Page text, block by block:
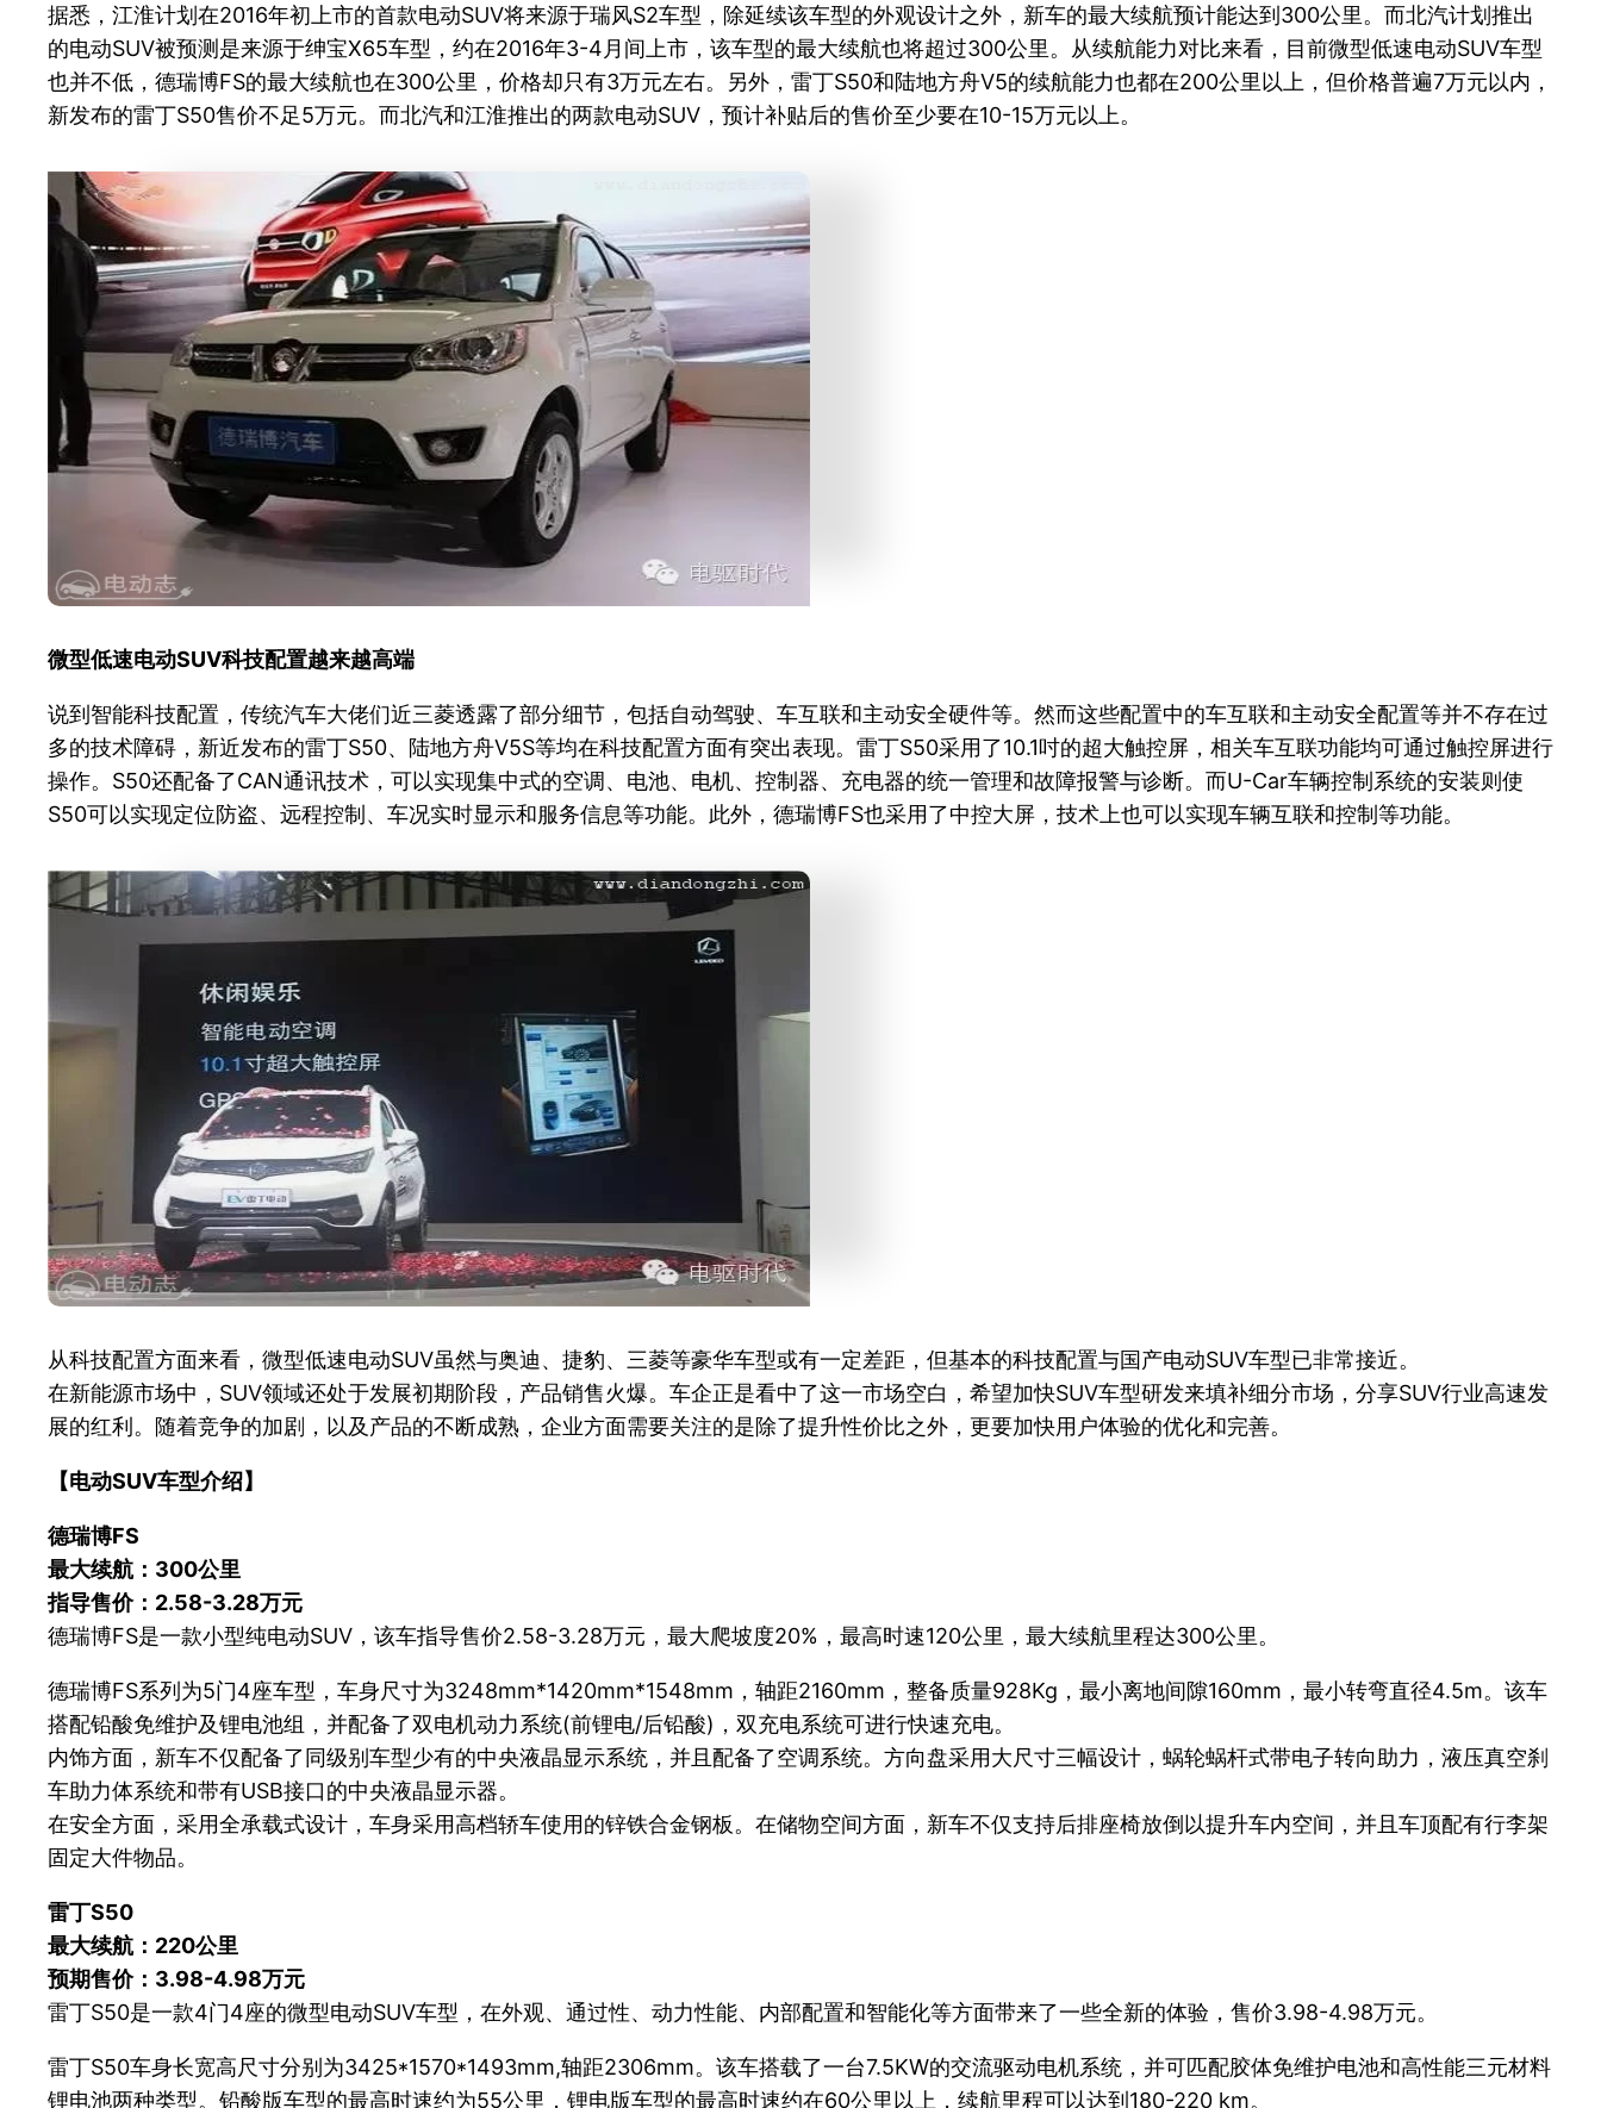
据悉，江淮计划在2016年初上市的首款电动SUV将来源于瑞风S2车型，除延续该车型的外观设计之外，新车的最大续航预计能达到300公里。而北汽计划推出
的电动SUV被预测是来源于绅宝X65车型，约在2016年3-4月间上市，该车型的最大续航也将超过300公里。从续航能力对比来看，目前微型低速电动SUV车型
也并不低，德瑞博FS的最大续航也在300公里，价格却只有3万元左右。另外，雷丁S50和陆地方舟V5的续航能力也都在200公里以上，但价格普遍7万元以内，
新发布的雷丁S50售价不足5万元。而北汽和江淮推出的两款电动SUV，预计补贴后的售价至少要在10-15万元以上。
微型低速电动SUV科技配置越来越高端
说到智能科技配置，传统汽车大佬们近三菱透露了部分细节，包括自动驾驶、车互联和主动安全硬件等。然而这些配置中的车互联和主动安全配置等并不存在过
多的技术障碍，新近发布的雷丁S50、陆地方舟V5S等均在科技配置方面有突出表现。雷丁S50采用了10.1吋的超大触控屏，相关车互联功能均可通过触控屏进行
操作。S50还配备了CAN通讯技术，可以实现集中式的空调、电池、电机、控制器、充电器的统一管理和故障报警与诊断。而U-Car车辆控制系统的安装则使
S50可以实现定位防盗、远程控制、车况实时显示和服务信息等功能。此外，德瑞博FS也采用了中控大屏，技术上也可以实现车辆互联和控制等功能。
从科技配置方面来看，微型低速电动SUV虽然与奥迪、捷豹、三菱等豪华车型或有一定差距，但基本的科技配置与国产电动SUV车型已非常接近。
在新能源市场中，SUV领域还处于发展初期阶段，产品销售火爆。车企正是看中了这一市场空白，希望加快SUV车型研发来填补细分市场，分享SUV行业高速发
展的红利。随着竞争的加剧，以及产品的不断成熟，企业方面需要关注的是除了提升性价比之外，更要加快用户体验的优化和完善。
【电动SUV车型介绍】
德瑞博FS
最大续航：300公里
指导售价：2.58-3.28万元
德瑞博FS是一款小型纯电动SUV，该车指导售价2.58-3.28万元，最大爬坡度20%，最高时速120公里，最大续航里程达300公里。
德瑞博FS系列为5门4座车型，车身尺寸为3248mm*1420mm*1548mm，轴距2160mm，整备质量928Kg，最小离地间隙160mm，最小转弯直径4.5m。该车
搭配铅酸免维护及锂电池组，并配备了双电机动力系统(前锂电/后铅酸)，双充电系统可进行快速充电。
内饰方面，新车不仅配备了同级别车型少有的中央液晶显示系统，并且配备了空调系统。方向盘采用大尺寸三幅设计，蜗轮蜗杆式带电子转向助力，液压真空刹
车助力体系统和带有USB接口的中央液晶显示器。
在安全方面，采用全承载式设计，车身采用高档轿车使用的锌铁合金钢板。在储物空间方面，新车不仅支持后排座椅放倒以提升车内空间，并且车顶配有行李架
固定大件物品。
雷丁S50
最大续航：220公里
预期售价：3.98-4.98万元
雷丁S50是一款4门4座的微型电动SUV车型，在外观、通过性、动力性能、内部配置和智能化等方面带来了一些全新的体验，售价3.98-4.98万元。
雷丁S50车身长宽高尺寸分别为3425*1570*1493mm,轴距2306mm。该车搭载了一台7.5KW的交流驱动电机系统，并可匹配胶体免维护电池和高性能三元材料
锂电池两种类型。铅酸版车型的最高时速约为55公里，锂电版车型的最高时速约在60公里以上，续航里程可以达到180-220 km。